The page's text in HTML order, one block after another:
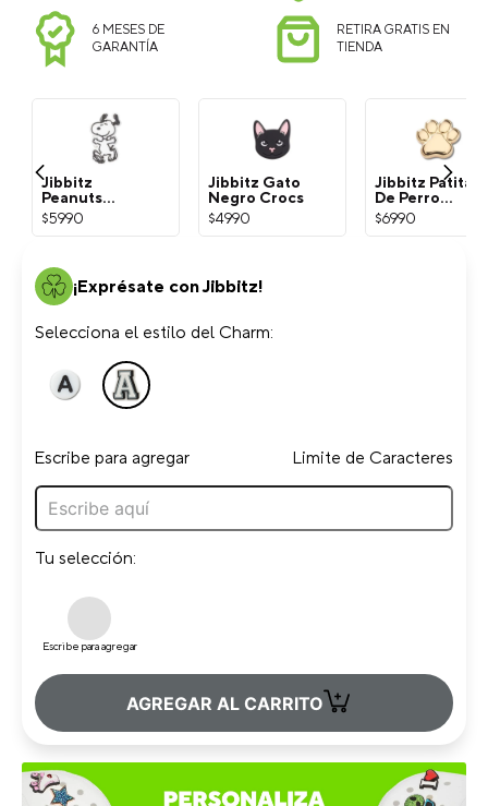
6 MESES DE
GARANTÍA
RETIRA GRATIS EN
TIENDA
Jibbitz
Peanuts
Snoopy
Blanco Crocs
$5990
Jibbitz Gato
Negro Crocs
$4990
Jibbitz Patita
De Perro
Dorada Crocs
$6990
¡Exprésate con Jibbitz!
Selecciona el estilo del Charm:
Escribe para agregar Limite de Caracteres
Tu selección:
Escribe para agregar
AGREGAR AL CARRITO +